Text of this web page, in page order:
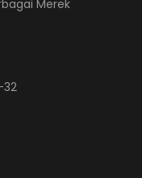
Merek
32